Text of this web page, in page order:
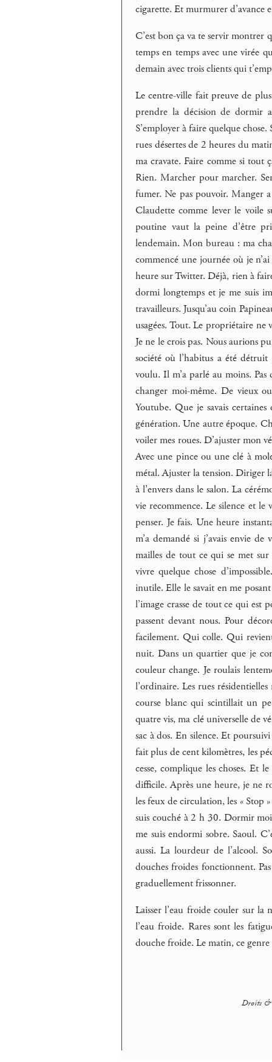
cigarette. Et murmurer d’avance
C’est bon ça va te servir montrer
temps en temps avec une virée
demain avec trois clients qui
Le centre-ville fait preuve de plus
prendre la décision de dormir
S’employer à faire quelque
rues désertes de 2 heures du
ma cravate. Faire comme si tout
Rien. Marcher pour marcher.
fumer. Ne pas pouvoir. Manger
Claudette comme lever le voile
poutine vaut la peine d’être
lendemain. Mon bureau : ma
commencé une journée où je
heure sur Twitter. Déjà, rien à
dormi longtemps et je me suis
travailleurs. Jusqu’au coin
usagées. Tout. Le propriétaire
Je ne le crois pas. Nous aurions
société où l’habitus a été
voulu. Il m’a parlé au moins. Pas
changer moi-même. De vieux
Youtube. Que je savais
génération. Une autre époque.
voiler mes roues. D’ajuster mon
Avec une pince ou une clé à
métal. Ajuster la tension. Diriger
à l’envers dans le salon. La
vie recommence. Le silence et le
penser. Je fais. Une heure
m’a demandé si j’avais envie
mailles de tout ce qui se met sur
vivre quelque chose
inutile. Elle le savait en me
l’image crasse de tout ce qui est
passent devant nous. Pour
facilement. Qui colle. Qui
nuit. Dans un quartier que je
couleur change. Je roulais
l’ordinaire. Les rues
course blanc qui scintillait un
quatre vis, ma clé universelle de
sac à dos. En silence. Et
fait plus de cent kilomètres, les
cesse, complique les choses. Et
difficile. Après une heure, je ne
les feux de circulation, les « Stop
suis couché à 2 h 30. Dormir
me suis endormi sobre. Saoul.
aussi. La lourdeur de l’alcool.
douches froides fonctionnent.
graduellement frissonner.
Laisser l’eau froide couler sur la
l’eau froide. Rares sont les
douche froide. Le matin, ce
Droits &